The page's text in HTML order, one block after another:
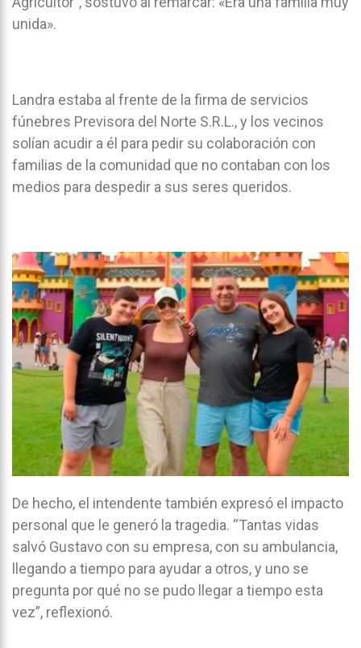
unida».
Landra estaba al frente de la firma de servicios
fúnebres Previsora del Norte S.R.L., y los vecinos
solían acudir a él para pedir su colaboración con
familias de la comunidad que no contaban con los
medios para despedir a sus seres queridos.
De hecho, el intendente también expresó el impacto
personal que le generó la tragedia. “Tantas vidas
salvó Gustavo con su empresa, con su ambulancia,
llegando a tiempo para ayudar a otros, y uno se
pregunta por qué no se pudo llegar a tiempo esta
vez”, reflexionó.